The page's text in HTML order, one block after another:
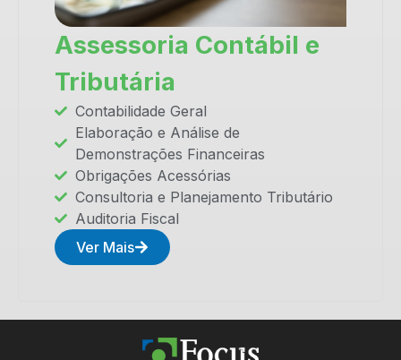
Assessoria Contábil e
Tributária
Contabilidade Geral
Elaboração e Análise de
Demonstrações Financeiras
Obrigações Acessórias
Consultoria e Planejamento Tributário
Auditoria Fiscal
Ver Mais